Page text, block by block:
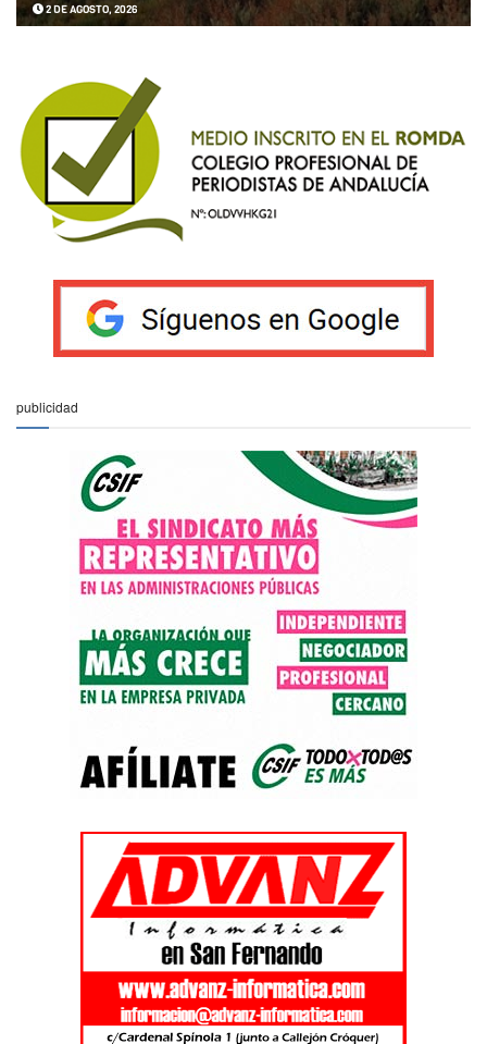
2 DE AGOSTO, 2026
publicidad